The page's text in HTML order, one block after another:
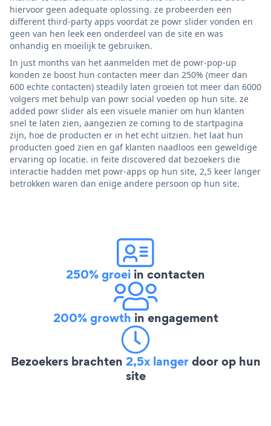
hiervoor geen adequate oplossing. ze probeerden een
different third-party apps voordat ze powr slider vonden en
geen van hen leek een onderdeel van de site en was
onhandig en moeilijk te gebruiken.
In just months van het aanmelden met de powr-pop-up
konden ze boost hun contacten meer dan 250% (meer dan
600 echte contacten) steadily laten groeien tot meer dan 6000
volgers met behulp van powr social voeden op hun site. ze
added powr slider als een visuele manier om hun klanten
snel te laten zien, aangezien ze coming to de startpagina
zijn, hoe de producten er in het echt uitzien. het laat hun
producten goed zien en gaf klanten naadloos een geweldige
ervaring op locatie. in feite discovered dat bezoekers die
interactie hadden met powr-apps op hun site, 2,5 keer langer
betrokken waren dan enige andere persoon op hun site.
250% groei in contacten
200% growth in engagement
Bezoekers brachten 2,5x langerdoor op hun
site